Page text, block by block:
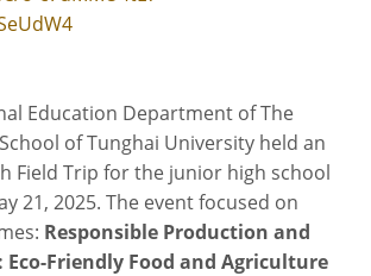
Education Department of The
of Tunghai University held an
Field Trip for the junior high school
21, 2025. The event focused on
Responsible Production and
Friendly Food and Agriculture